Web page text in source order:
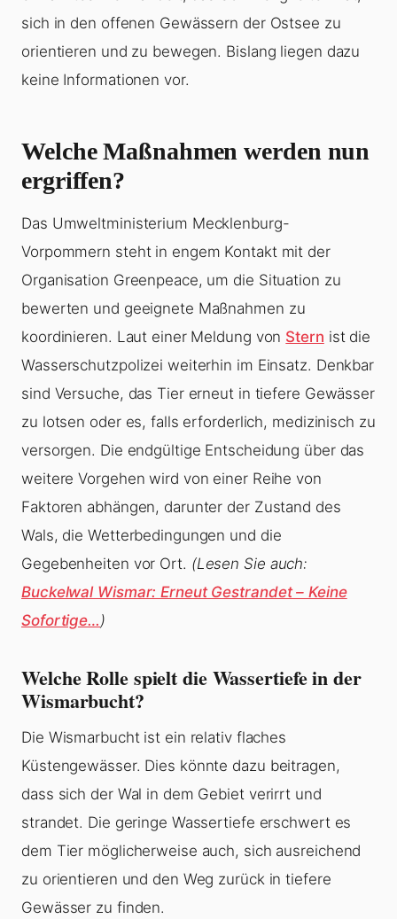
sich in den offenen Gewässern der Ostsee zu
orientieren und zu bewegen. Bislang liegen dazu
keine Informationen vor.
Welche Maßnahmen werden nun
ergriffen?
Das Umweltministerium Mecklenburg-
Vorpommern steht in engem Kontakt mit der
Organisation Greenpeace, um die Situation zu
bewerten und geeignete Maßnahmen zu
koordinieren. Laut einer Meldung von Stern ist die
Wasserschutzpolizei weiterhin im Einsatz. Denkbar
sind Versuche, das Tier erneut in tiefere Gewässer
zu lotsen oder es, falls erforderlich, medizinisch zu
versorgen. Die endgültige Entscheidung über das
weitere Vorgehen wird von einer Reihe von
Faktoren abhängen, darunter der Zustand des
Wals, die Wetterbedingungen und die
Gegebenheiten vor Ort. (Lesen Sie auch:
Buckelwal Wismar: Erneut Gestrandet – Keine
Sofortige… )
Welche Rolle spielt die Wassertiefe in der
Wismarbucht?
Die Wismarbucht ist ein relativ flaches
Küstengewässer. Dies könnte dazu beitragen,
dass sich der Wal in dem Gebiet verirrt und
strandet. Die geringe Wassertiefe erschwert es
dem Tier möglicherweise auch, sich ausreichend
zu orientieren und den Weg zurück in tiefere
Gewässer zu finden.